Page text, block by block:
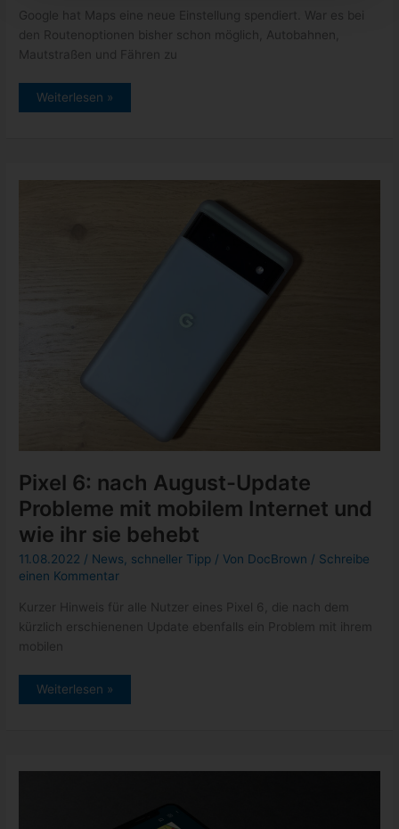
Google hat Maps eine neue Einstellung spendiert. War es bei
den Routenoptionen bisher schon möglich, Autobahnen,
Mautstraßen und Fähren zu
Google
Weiterlesen »
Pixel 6: nach August-Update
Probleme mit mobilem Internet und
wie ihr sie behebt
11.08.2022 / News, schneller Tipp / Von DocBrown / Schreibe
einen Kommentar
Kurzer Hinweis für alle Nutzer eines Pixel 6, die nach dem
kürzlich erschienenen Update ebenfalls ein Problem mit ihrem
mobilen
Pixel
mobilem
Weiterlesen »